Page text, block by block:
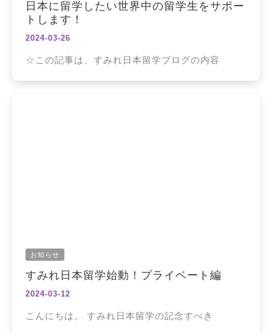
日本に留学したい世界中の留学生をサポー
トします！
2024-03-26
☆この記事は、すみれ日本留学ブログの内容
お知らせ
すみれ日本留学始動！プライベート編
2024-03-12
こんにちは。 すみれ日本留学の記念すべき